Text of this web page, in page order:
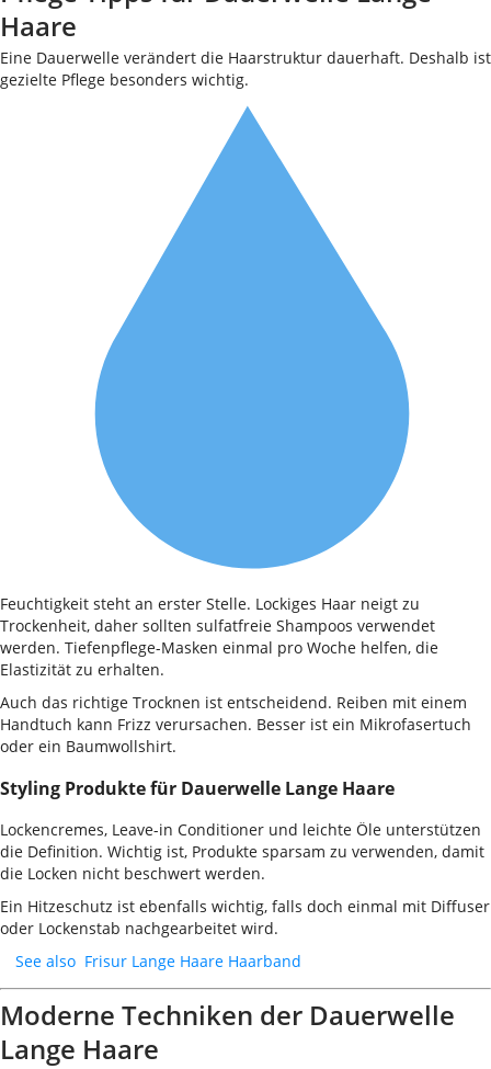
Haare
Eine Dauerwelle verändert die Haarstruktur dauerhaft. Deshalb ist
gezielte Pflege besonders wichtig.
Feuchtigkeit steht an erster Stelle. Lockiges Haar neigt zu
Trockenheit, daher sollten sulfatfreie Shampoos verwendet
werden. Tiefenpflege-Masken einmal pro Woche helfen, die
Elastizität zu erhalten.
Auch das richtige Trocknen ist entscheidend. Reiben mit einem
Handtuch kann Frizz verursachen. Besser ist ein Mikrofasertuch
oder ein Baumwollshirt.
Styling Produkte für Dauerwelle Lange Haare
Lockencremes, Leave-in Conditioner und leichte Öle unterstützen
die Definition. Wichtig ist, Produkte sparsam zu verwenden, damit
die Locken nicht beschwert werden.
Ein Hitzeschutz ist ebenfalls wichtig, falls doch einmal mit Diffuser
oder Lockenstab nachgearbeitet wird.
See also Frisur Lange Haare Haarband
Moderne Techniken der Dauerwelle
Lange Haare